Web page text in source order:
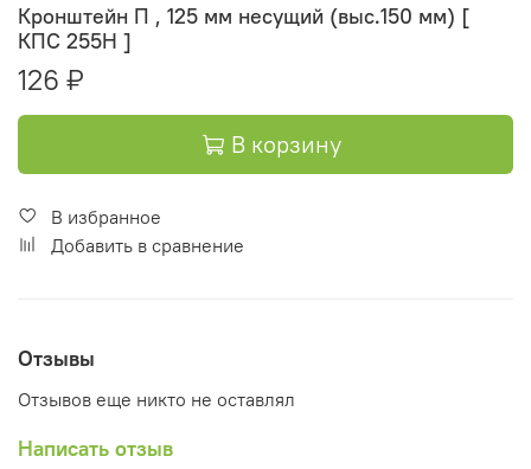
Кронштейн П , 125 мм несущий (выс.150 мм) [
КПС 255Н ]
126 ₽
В корзину
В избранное
Добавить в сравнение
Отзывы
Отзывов еще никто не оставлял
Написать отзыв